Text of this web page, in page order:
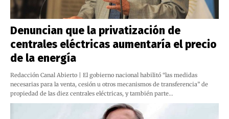
Denuncian que la privatización de
centrales eléctricas aumentaría el precio
de la energía
Redacción Canal Abierto | El gobierno nacional habilitó “las medidas
necesarias para la venta, cesión u otros mecanismos de transferencia” de
propiedad de las diez centrales eléctricas, y también parte…